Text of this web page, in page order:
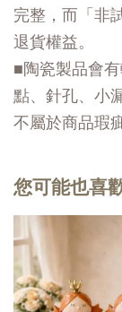
完整，而「非
退貨權益。
■陶瓷製品會
點、針孔、小
不屬於商品瑕
您可能也喜